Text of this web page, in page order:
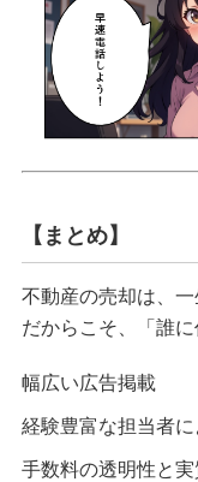
【まとめ】
不動産の売却は、一
だからこそ、「誰
幅広い広告掲載
経験豊富な担当者
手数料の透明性と実